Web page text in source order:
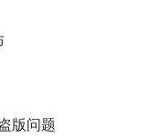
版问题